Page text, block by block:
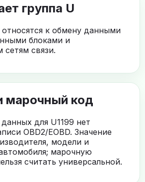
группа U
к обмену данными
блоками и
связи.
марочный код
для U1199 нет
OBD2/EOBD. Значение
модели и
марочную
считать универсальной.